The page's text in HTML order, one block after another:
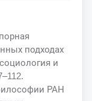
подходах
и
РАН